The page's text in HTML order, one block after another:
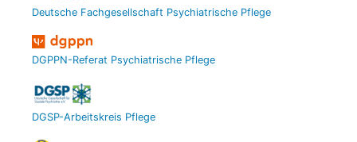
Deutsche Fachgesellschaft Psychiatrische Pflege
DGPPN-Referat Psychiatrische Pflege
DGSP-Arbeitskreis Pflege